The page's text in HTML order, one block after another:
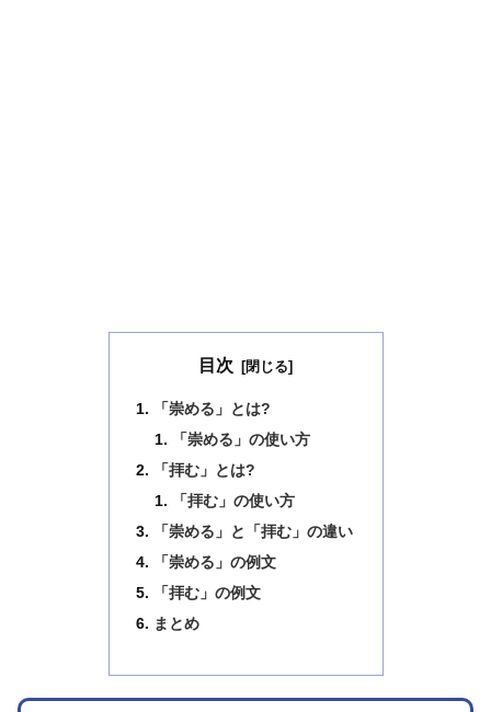
目次
「崇める」とは?
「崇める」の使い方
「拝む」とは?
「拝む」の使い方
「崇める」と「拝む」の違い
「崇める」の例文
「拝む」の例文
まとめ